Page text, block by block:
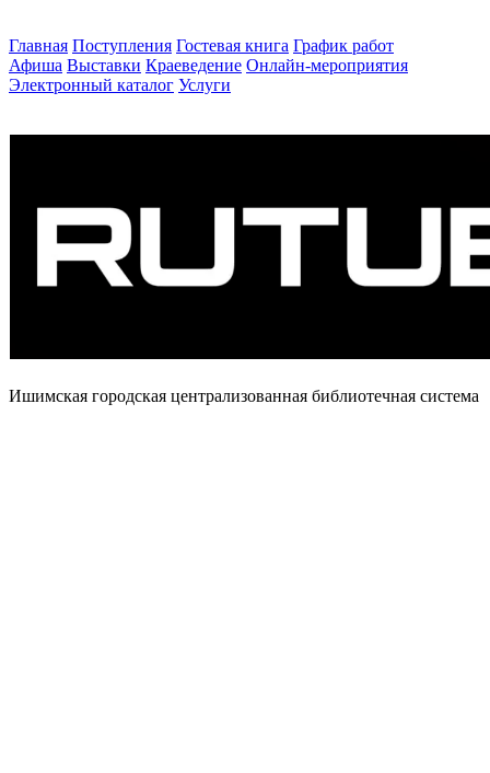
Главная Поступления Гостевая книга График работ
Афиша Выставки Краеведение Онлайн-мероприятия
Электронный каталог Услуги
Ишимская городская централизованная библиотечная система